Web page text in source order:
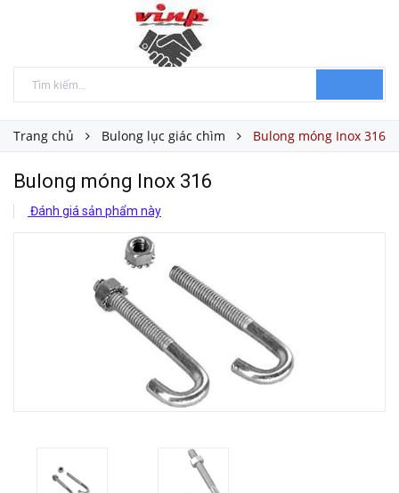
Trang chủ Bulong lục giác chìm Bulong móng Inox 316
Bulong móng Inox 316
Đánh giá sản phẩm này